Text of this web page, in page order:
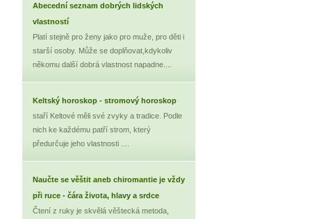
Abecední seznam dobrých lidských
vlastností
Platí stejně pro ženy jako pro muže, pro děti i
starší osoby. Může se doplňovat,kdykoliv
někomu další dobrá vlastnost napadne....
Keltský horoskop - stromový horoskop
staří Keltové měli své zvyky a tradice. Podle
nich ke každému patří strom, který
předurčuje jeho vlastnosti ....
Naučte se věštit aneb chiromantie je vždy
při ruce - čára života, hlavy a srdce
Čtení z ruky je skvělá věštecká metoda,